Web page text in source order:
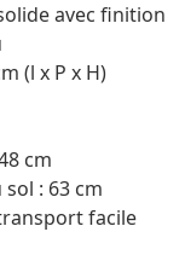
avec finition
(l x P x H)
cm
: 63 cm
facile